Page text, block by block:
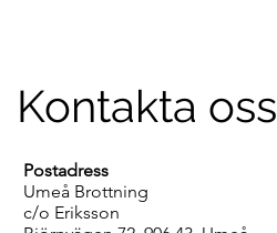
Kontakta oss
Postadress
Umeå Brottning
c/o Eriksson